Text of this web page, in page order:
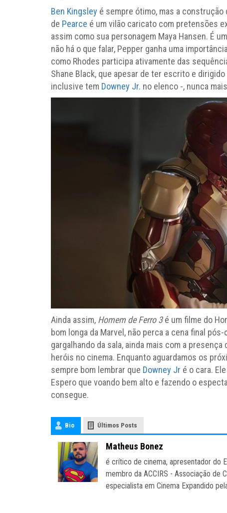
Ben Kingsley é sempre ótimo, mas a construção
de Pearce é um vilão caricato com pretensões
assim como sua personagem Maya Hansen. É
não há o que falar, Pepper ganha uma
como Rhodes participa ativamente das
Shane Black, que apesar de ter escrito e
inclusive tem Downey Jr. no elenco -, nunca
Ainda assim, Homem de Ferro 3é um filme do
bom longa da Marvel, não perca a cena final
gargalhando da sala, ainda mais com a
heróis no cinema. Enquanto aguardamos os
sempre bom lembrar que Downey Jr é o cara.
Espero que voando bem alto e fazendo o
consegue.
Bio Últimos Posts
Matheus Bonez
é crítico de cinema, apresentador do
membro da ACCIRS - Associação de
especialista em Cinema Expandido